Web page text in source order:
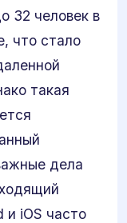
32 человек в
что стало
такая
дела
и iOS часто